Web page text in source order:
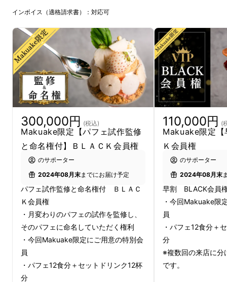
幻想的なデザートと極上のお酒が紡ぐ幸福なひ
ととき
「パフェと酒以上。」は、味わい深いデザート
と上質なひとときをお届けします。
令和のエレガンスと大正のロマンが交わる空
間で他にない演出を。
丁寧に選ばれた素材と職人技が織りなす絶妙
な味わいをお楽しみください。
インボイス（適格請求書）：対応可
300,000円 (税込)
Makuake限定【パフェ試作監修
と命名権付】ＢＬＡＣＫ会員権
のサポーター
2024年08月末までにお届け予定
パフェ試作監修と命名権付 ＢＬＡＣ
Ｋ会員権
・月変わりのパフェの試作を監修し、
そのパフェに命名していただく権利
・今回Makuake限定にご用意の特別会
員
・パフェ12食分＋セットドリンク12杯
分
110,000円 (
Makuake限定【
Ｋ会員権
のサポーター
2024年08月末
早割 BLACK会員
・今回Makuake限
員
・パフェ12食分＋
分
※複数回の来店に分
です。